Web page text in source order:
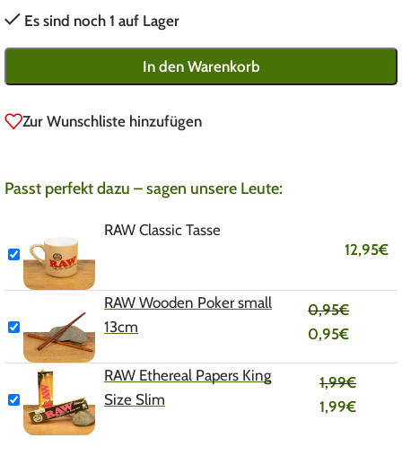
Es sind noch 1 auf Lager
In den Warenkorb
Zur Wunschliste hinzufügen
Passt perfekt dazu – sagen unsere Leute:
RAW Classic Tasse
12,95€
RAW Wooden Poker small
13cm
0,95€
0,95€
RAW Ethereal Papers King
Size Slim
1,99€
1,99€